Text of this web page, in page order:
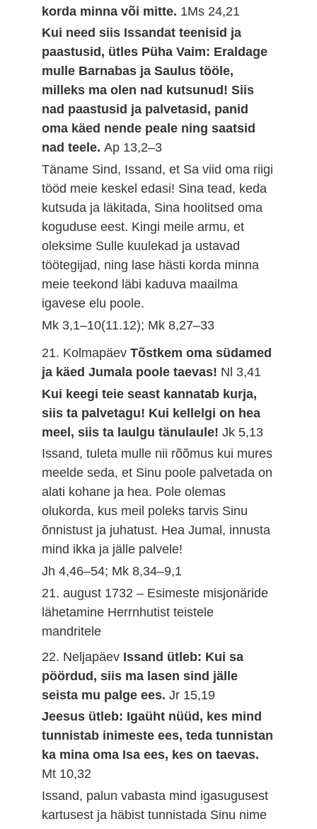
korda minna või mitte. 1Ms 24,21
Kui need siis Issandat teenisid ja
paastusid, ütles Püha Vaim: Eraldage
mulle Barnabas ja Saulus tööle,
milleks ma olen nad kutsunud! Siis
nad paastusid ja palvetasid, panid
oma käed nende peale ning saatsid
nad teele.Ap 13,2–3
Täname Sind, Issand, et Sa viid oma riigi
tööd meie keskel edasi! Sina tead, keda
kutsuda ja läkitada, Sina hoolitsed oma
koguduse eest. Kingi meile armu, et
oleksime Sulle kuulekad ja ustavad
töötegijad, ning lase hästi korda minna
meie teekond läbi kaduva maailma
igavese elu poole.
Mk 3,1–10(11.12); Mk 8,27–33
21. KolmapäevTõstkem oma südamed
ja käed Jumala poole taevas! Nl 3,41
Kui keegi teie seast kannatab kurja,
siis ta palvetagu! Kui kellelgi on hea
meel, siis ta laulgu tänulaule!Jk 5,13
Issand, tuleta mulle nii rõõmus kui mures
meelde seda, et Sinu poole palvetada on
alati kohane ja hea. Pole olemas
olukorda, kus meil poleks tarvis Sinu
õnnistust ja juhatust. Hea Jumal, innusta
mind ikka ja jälle palvele!
Jh 4,46–54; Mk 8,34–9,1
21. august 1732 – Esimeste misjonäride
lähetamine Herrnhutist teistele
mandritele
22. Neljapäev Issand ütleb: Kui sa
pöördud, siis ma lasen sind jälle
seista mu palge ees.Jr 15,19
Jeesus ütleb: Igaüht nüüd, kes mind
tunnistab inimeste ees, teda tunnistan
ka mina oma Isa ees, kes on taevas.
Mt 10,32
Issand, palun vabasta mind igasugusest
kartusest ja häbist tunnistada Sinu nime